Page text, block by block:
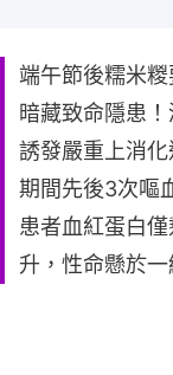
端午節後糯米
暗藏致命隱患
誘發嚴重上消
期間先後3次嘔
患者血紅蛋白
升，性命懸於